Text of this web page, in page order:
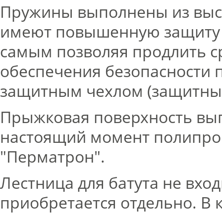
Пружины выполнены из
имеют повышенную защиту
самым позволяя продлить
обеспечения
защитным чехлом
Прыжковая поверхность
настоящий момент
"Перматрон".
Лестница для батута не
приобретается отдельно. В